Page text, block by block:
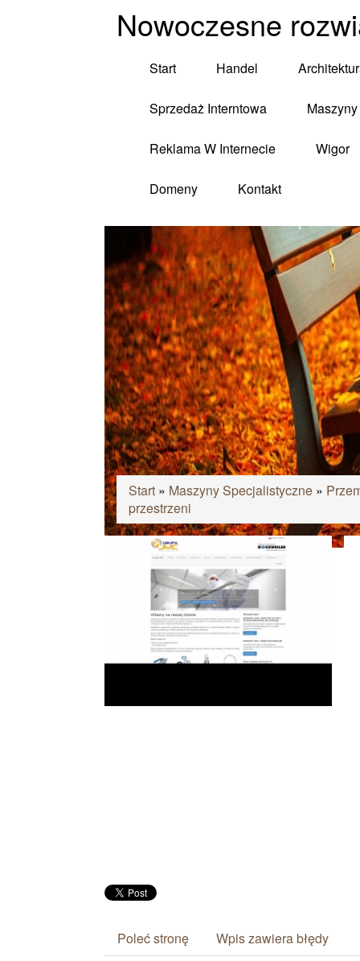
Nowoczesne
Start Handel
Sprzedaż Interntowa
Reklama W Internecie Wigor
Domeny Kontakt
Start » Maszyny Specjalistyczne »
przestrzeni
Poleć stronę Wpis zawiera błędy